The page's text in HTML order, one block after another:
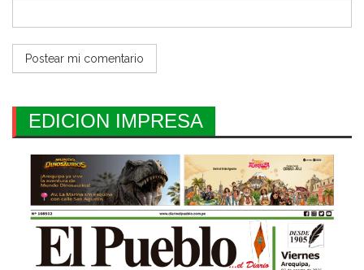
EDICION IMPRESA